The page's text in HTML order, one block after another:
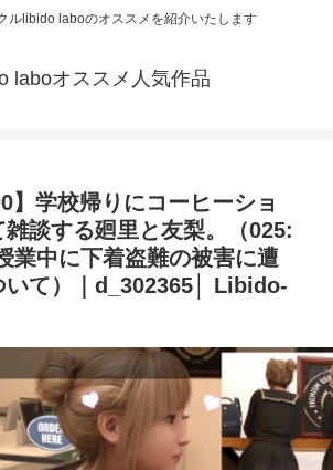
ルlibido laboのオススメを紹介いたします
laboオススメ人気作品
】学校帰りにコーヒーショ
雑談する廻里と友梨。（025:
業中に下着盗難の被害に遭
いて）｜d_302365│ Libido-